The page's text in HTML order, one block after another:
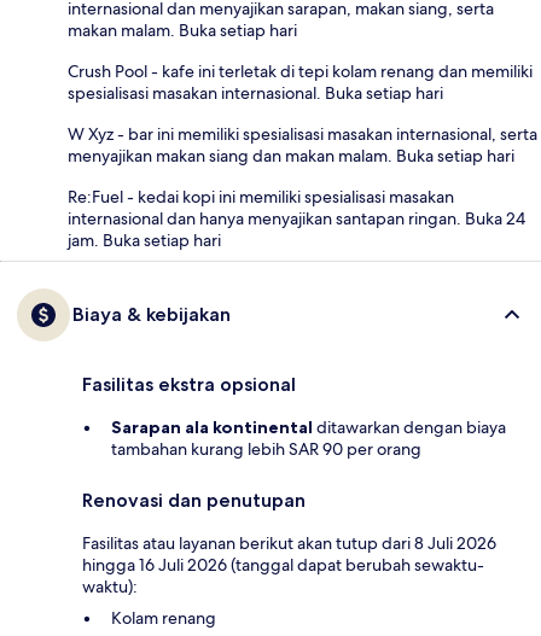
internasional dan menyajikan sarapan, makan siang, serta
makan malam. Buka setiap hari
Crush Pool - kafe ini terletak di tepi kolam renang dan memiliki
spesialisasi masakan internasional. Buka setiap hari
W Xyz - bar ini memiliki spesialisasi masakan internasional, serta
menyajikan makan siang dan makan malam. Buka setiap hari
Re:Fuel - kedai kopi ini memiliki spesialisasi masakan
internasional dan hanya menyajikan santapan ringan. Buka 24
jam. Buka setiap hari
Biaya & kebijakan
Fasilitas ekstra opsional
Sarapan ala kontinental ditawarkan dengan biaya
tambahan kurang lebih SAR 90 per orang
Renovasi dan penutupan
Fasilitas atau layanan berikut akan tutup dari 8 Juli 2026
hingga 16 Juli 2026 (tanggal dapat berubah sewaktu-
waktu):
Kolam renang